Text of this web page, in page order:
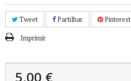
Tweet Partilhar Pinterest
Imprimir
5,00 €